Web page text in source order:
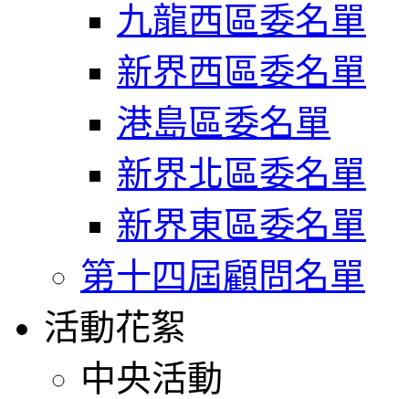
九龍西區委名單
新界西區委名單
港島區委名單
新界北區委名單
新界東區委名單
第十四屆顧問名單
活動花絮
中央活動